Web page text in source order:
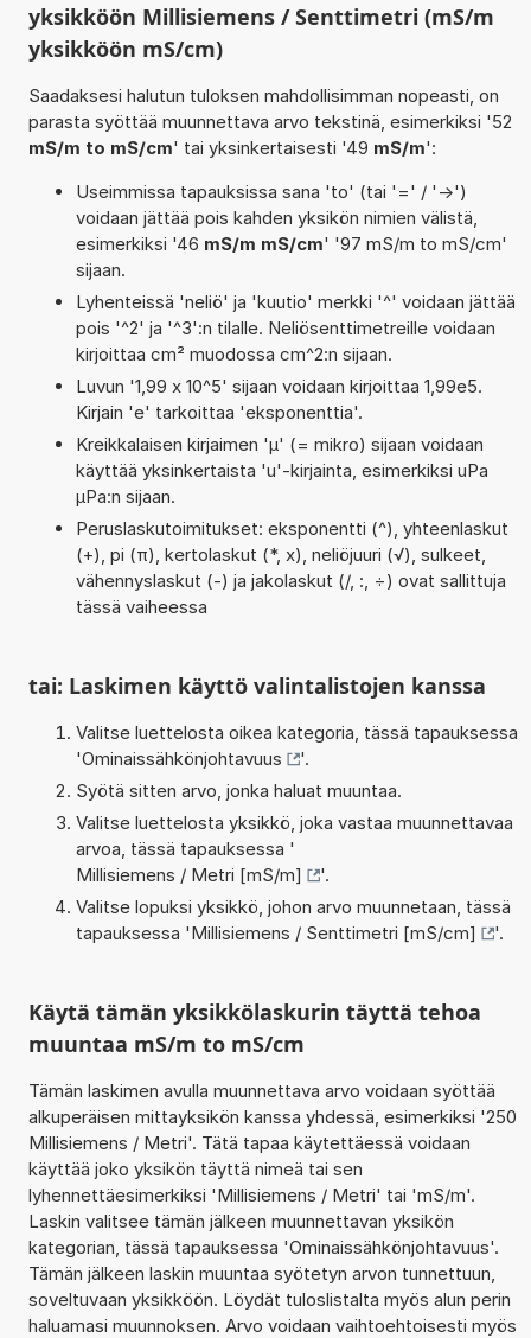
yksikköön Millisiemens / Senttimetri (mS/m
yksikköön mS/cm)
Saadaksesi halutun tuloksen mahdollisimman nopeasti, on
parasta syöttää muunnettava arvo tekstinä, esimerkiksi '52
mS/m to mS/cm' tai yksinkertaisesti '49 mS/m':
Useimmissa tapauksissa sana 'to' (tai '=' / '->')
voidaan jättää pois kahden yksikön nimien välistä,
esimerkiksi '46 mS/m mS/cm' '97 mS/m to mS/cm'
sijaan.
Lyhenteissä 'neliö' ja 'kuutio' merkki '^' voidaan jättää
pois '^2' ja '^3':n tilalle. Neliösenttimetreille voidaan
kirjoittaa cm² muodossa cm^2:n sijaan.
Luvun '1,99 x 10^5' sijaan voidaan kirjoittaa 1,99e5.
Kirjain 'e' tarkoittaa 'eksponenttia'.
Kreikkalaisen kirjaimen 'µ' (= mikro) sijaan voidaan
käyttää yksinkertaista 'u'-kirjainta, esimerkiksi uPa
µPa:n sijaan.
Peruslaskutoimitukset: eksponentti (^), yhteenlaskut
(+), pi (π), kertolaskut (*, x), neliöjuuri (√), sulkeet,
vähennyslaskut (-) ja jakolaskut (/, :, ÷) ovat sallittuja
tässä vaiheessa
tai: Laskimen käyttö valintalistojen kanssa
Valitse luettelosta oikea kategoria, tässä tapauksessa
'Ominaissähkönjohtavuus
'.
Syötä sitten arvo, jonka haluat muuntaa.
Valitse luettelosta yksikkö, joka vastaa muunnettavaa
arvoa, tässä tapauksessa '
Millisiemens / Metri [mS/m]
'.
Valitse lopuksi yksikkö, johon arvo muunnetaan, tässä
tapauksessa 'Millisiemens / Senttimetri [mS/cm] '.
Käytä tämän yksikkölaskurin täyttä tehoa
muuntaa mS/m to mS/cm
Tämän laskimen avulla muunnettava arvo voidaan syöttää
alkuperäisen mittayksikön kanssa yhdessä, esimerkiksi '250
Millisiemens / Metri'. Tätä tapaa käytettäessä voidaan
käyttää joko yksikön täyttä nimeä tai sen
lyhennettäesimerkiksi 'Millisiemens / Metri' tai 'mS/m'.
Laskin valitsee tämän jälkeen muunnettavan yksikön
kategorian, tässä tapauksessa 'Ominaissähkönjohtavuus'.
Tämän jälkeen laskin muuntaa syötetyn arvon tunnettuun,
soveltuvaan yksikköön. Löydät tuloslistalta myös alun perin
haluamasi muunnoksen. Arvo voidaan vaihtoehtoisesti myös